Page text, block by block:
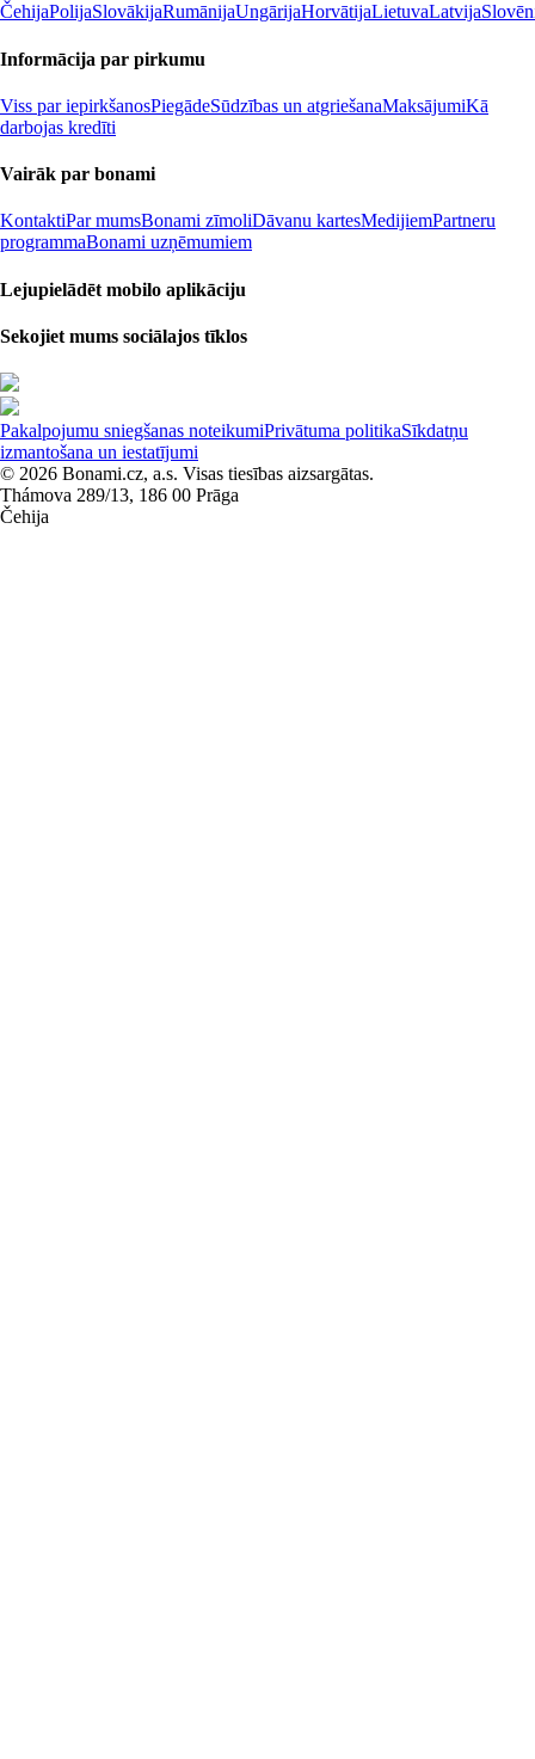
ČehijaPolijaSlovākijaRumānijaUngārijaHorvātijaLietuvaLatvija
Informācija par pirkumu
Viss par iepirkšanosPiegādeSūdzības un atgriešanaMaksājumiKā
darbojas kredīti
Vairāk par bonami
KontaktiPar mumsBonami zīmoliDāvanu kartesMedijiemPartneru
programmaBonami uzņēmumiem
Lejupielādēt mobilo aplikāciju
Sekojiet mums sociālajos tīklos
Pakalpojumu sniegšanas noteikumiPrivātuma politikaSīkdatņu
izmantošana un iestatījumi
© 2026 Bonami.cz, a.s. Visas tiesības aizsargātas.
Thámova 289/13, 186 00 Prāga
Čehija